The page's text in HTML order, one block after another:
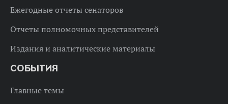
Ежегодные отчеты сенаторов
Отчеты полномочных представителей
Издания и аналитические материалы
СОБЫТИЯ
Главные темы